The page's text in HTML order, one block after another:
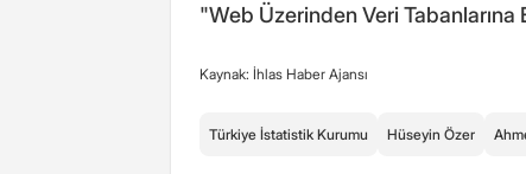
"Web Üzerinden Veri
Kaynak: İhlas Haber Ajansı
Türkiye İstatistik Kurumu Hüseyin Özer